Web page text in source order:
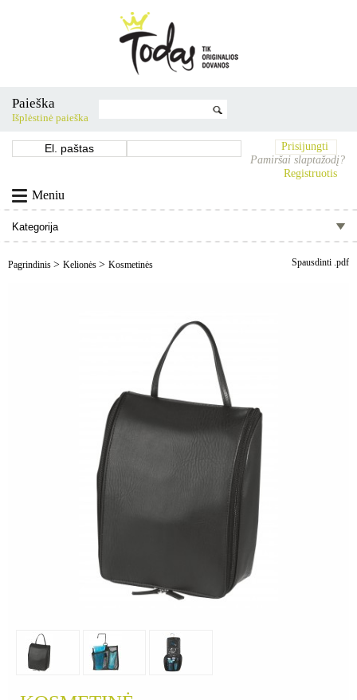
Paieška
Išplėstinė paieška
Prisijungti
Pamiršai slaptažodį?
Registruotis
Meniu
Pagrindinis > Kelionės > Kosmetinės Spausdinti .pdf